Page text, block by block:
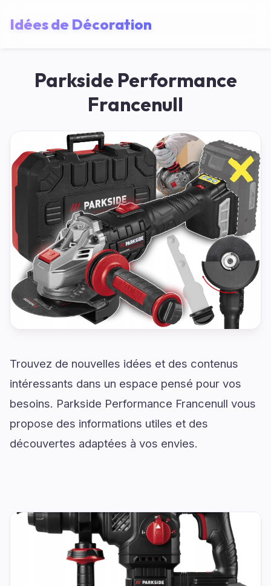
Idées de Décoration
Parkside Performance
Francenull
Trouvez de nouvelles idées et des contenus
intéressants dans un espace pensé pour vos
besoins. Parkside Performance Francenull vous
propose des informations utiles et des
découvertes adaptées à vos envies.